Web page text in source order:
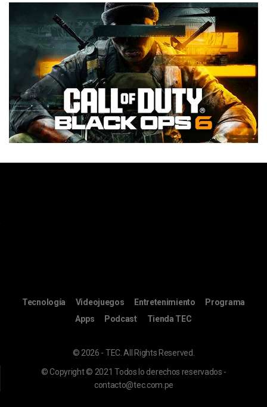
Tecnología Videojuegos Entretenimiento
Programa
Apps
Podcast Tienda TEC
© 2026 - TEC. All Rights Reserved.
© Copyright © 2021 Todos lo derechos reservados -
contacto@tec.com.pe